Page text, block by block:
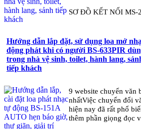
Hướng dẫn lắp đặt, sử dụng loa mở
động phát khi có người BS-633PIR
trong nhà vệ sinh, toilet, hành lang,
tiếp khách
SƠ ĐỒ KẾT NỐI MS-
9 website chuyển văn
nhấtViệc chuyển đổi
hiện nay đã rất phổ
thêm phần giọng đọc